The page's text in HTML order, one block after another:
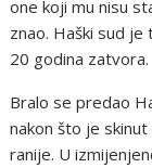
one koji mu nisu
znao. Haški sud je
20 godina zatvora.
Bralo se predao
nakon što je
ranije. U